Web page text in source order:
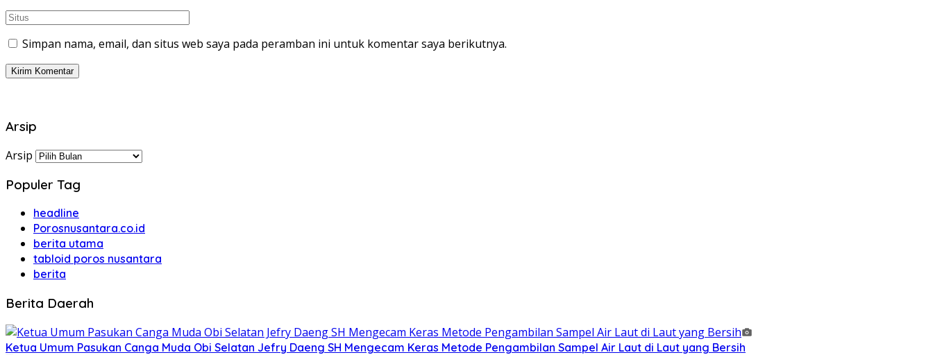
Simpan nama, email, dan situs web saya pada peramban ini untuk komentar saya berikutnya.
Arsip
Arsip
Populer Tag
headline
Porosnusantara.co.id
berita utama
tabloid poros nusantara
berita
Berita Daerah
Ketua Umum Pasukan Canga Muda Obi Selatan Jefry Daeng SH Mengecam Keras Metode Pengambilan Sampel Air Laut di Laut yang Bersih